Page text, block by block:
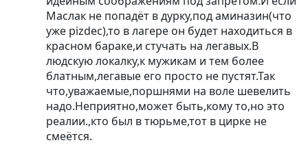
Маслак не попадёт в дурку,под аминазин(что
уже pizdec),то в лагере он будет находиться в
красном бараке,и стучать на легавых.В
людскую локалку,к мужикам и тем более
блатным,легавые его просто не пустят.Так
что,уважаемые,поршнями на воле шевелить
надо.Неприятно,может быть,кому то,но это
реалии.,кто был в тюрьме,тот в цирке не
смеётся.